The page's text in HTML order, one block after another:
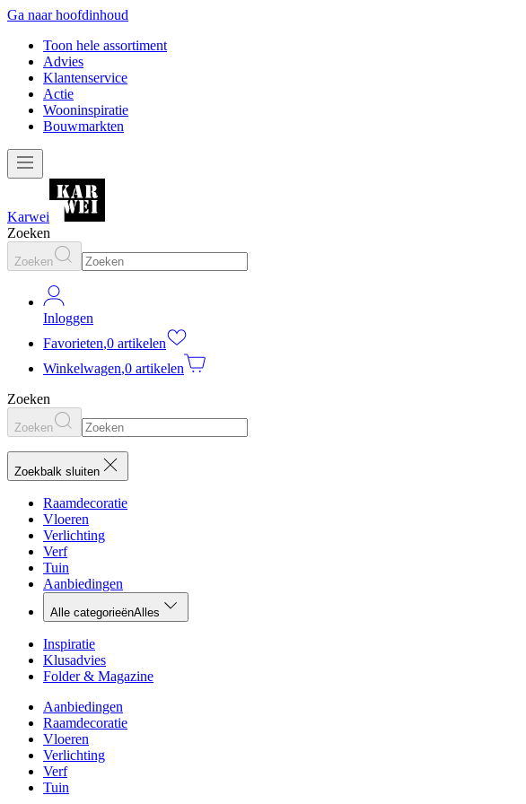
Ga naar hoofdinhoud
Toon hele assortiment
Advies
Klantenservice
Actie
Wooninspiratie
Bouwmarkten
Karwei
Zoeken
Zoeken
Inloggen
Favorieten,0 artikelen
Winkelwagen,0 artikelen
Zoeken
Zoeken
Zoekbalk sluiten
Raamdecoratie
Vloeren
Verlichting
Verf
Tuin
Aanbiedingen
Alle categorieënAlles
Inspiratie
Klusadvies
Folder & Magazine
Aanbiedingen
Raamdecoratie
Vloeren
Verlichting
Verf
Tuin